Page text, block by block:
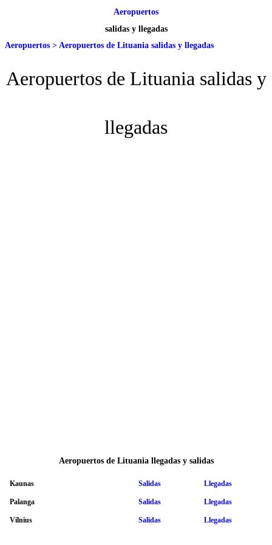
Aeropuertos
salidas y llegadas
Aeropuertos > Aeropuertos de Lituania salidas y llegadas
Aeropuertos de Lituania salidas y
llegadas
Aeropuertos de Lituania llegadas y salidas
Kaunas Salidas Llegadas
Palanga Salidas Llegadas
Vilnius Salidas Llegadas